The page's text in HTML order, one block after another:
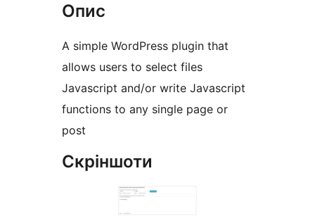
Опис
A simple WordPress plugin that
allows users to select files
Javascript and/or write Javascript
functions to any single page or
post
Скріншоти